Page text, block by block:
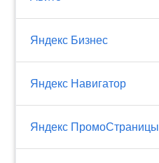
Яндекс Бизнес
Яндекс Навигатор
Яндекс ПромоСтраницы